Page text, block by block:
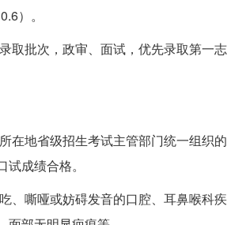
）。
取批次，政审、面试，优先录取第一志
在地省级招生考试主管部门统一组织的
成绩合格。
、嘶哑或妨碍发音的口腔、耳鼻喉科疾